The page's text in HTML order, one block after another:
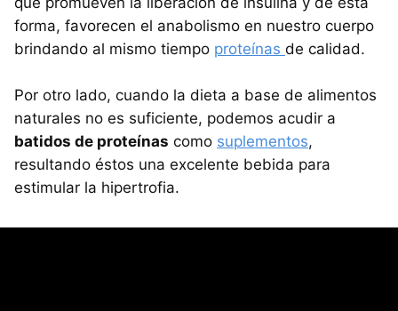
forma, favorecen el anabolismo en nuestro cuerpo
brindando al mismo tiempo proteínas de calidad.
Por otro lado, cuando la dieta a base de alimentos
naturales no es suficiente, podemos acudir a
batidos de proteínas como suplementos,
resultando éstos una excelente bebida para
estimular la hipertrofia.